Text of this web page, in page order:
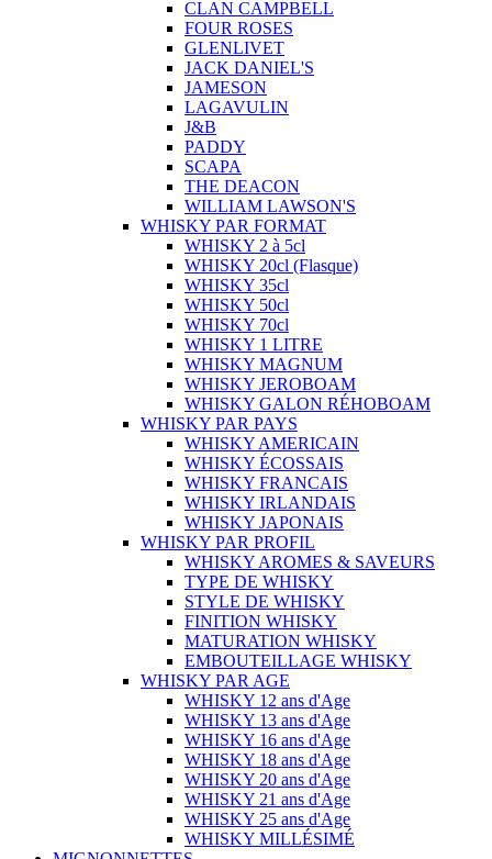
CLAN CAMPBELL
FOUR ROSES
GLENLIVET
JACK DANIEL'S
JAMESON
LAGAVULIN
J&B
PADDY
SCAPA
THE DEACON
WILLIAM LAWSON'S
WHISKY PAR FORMAT
WHISKY 2 à 5cl
WHISKY 20cl (Flasque)
WHISKY 35cl
WHISKY 50cl
WHISKY 70cl
WHISKY 1 LITRE
WHISKY MAGNUM
WHISKY JEROBOAM
WHISKY GALON RÉHOBOAM
WHISKY PAR PAYS
WHISKY AMERICAIN
WHISKY ÉCOSSAIS
WHISKY FRANCAIS
WHISKY IRLANDAIS
WHISKY JAPONAIS
WHISKY PAR PROFIL
WHISKY AROMES & SAVEURS
TYPE DE WHISKY
STYLE DE WHISKY
FINITION WHISKY
MATURATION WHISKY
EMBOUTEILLAGE WHISKY
WHISKY PAR AGE
WHISKY 12 ans d'Age
WHISKY 13 ans d'Age
WHISKY 16 ans d'Age
WHISKY 18 ans d'Age
WHISKY 20 ans d'Age
WHISKY 21 ans d'Age
WHISKY 25 ans d'Age
WHISKY MILLÉSIMÉ